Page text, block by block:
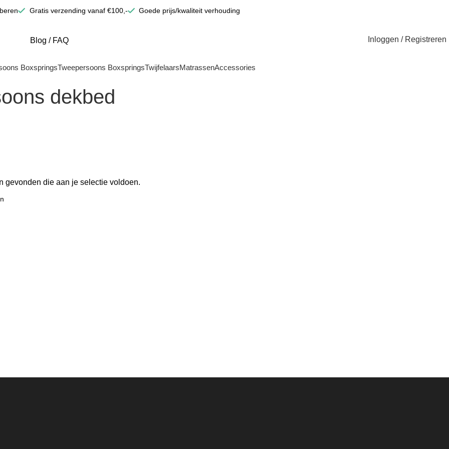
Gratis verzending vanaf €100,- Goede prijs/kwaliteit verhouding
Blog / FAQ Inloggen / Registreren
BoxspringsTweepersoons BoxspringsTwijfelaarsMatrassenAccessories
dekbed
gevonden die aan je selectie voldoen.